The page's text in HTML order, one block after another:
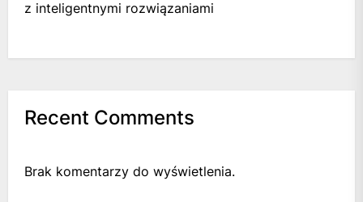
z inteligentnymi rozwiązaniami
Recent Comments
Brak komentarzy do wyświetlenia.